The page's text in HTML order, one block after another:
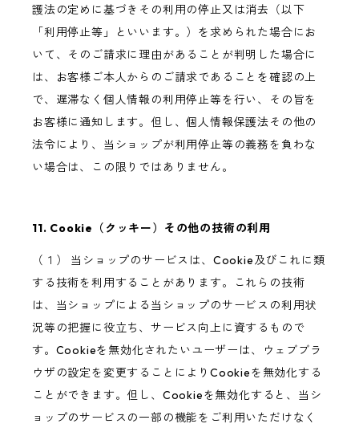
護法の定めに基づきその利用の停止又は消去（以下
「利用停止等」といいます。）を求められた場合にお
いて、そのご請求に理由があることが判明した場合に
は、お客様ご本人からのご請求であることを確認の上
で、遅滞なく個人情報の利用停止等を行い、その旨を
お客様に通知します。但し、個人情報保護法その他の
法令により、当ショップが利用停止等の義務を負わな
い場合は、この限りではありません。
11. Cookie（クッキー）その他の技術の利用
（１） 当ショップのサービスは、Cookie及びこれに類
する技術を利用することがあります。これらの技術
は、当ショップによる当ショップのサービスの利用状
況等の把握に役立ち、サービス向上に資するもので
す。Cookieを無効化されたいユーザーは、ウェブブラ
ウザの設定を変更することによりCookieを無効化する
ことができます。但し、Cookieを無効化すると、当シ
ョップのサービスの一部の機能をご利用いただけなく